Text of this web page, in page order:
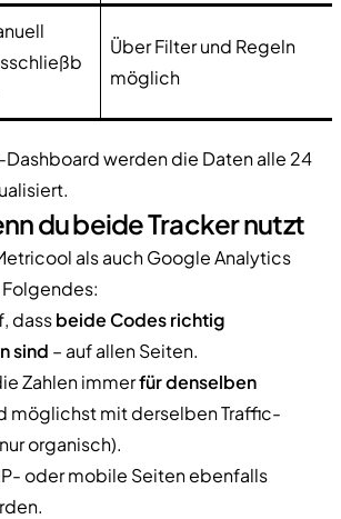
Über Filter und Regeln
möglich
werden die Daten alle 24
du beide Tracker nutzt
als auch Google Analytics
dassbeide Codes richtig
sind – auf allen Seiten.
Zahlen immerfür denselben
möglichst mit derselben Traffic-
organisch).
oder mobile Seiten ebenfalls